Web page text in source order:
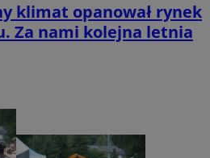
klimat opanował rynek
Za nami kolejna letnia